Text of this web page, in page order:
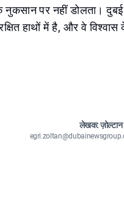
नुकसान पर नहीं डोलता। दुबई
हाथों में है, और वे विश्वास
लेखक: ज़ोल्टान